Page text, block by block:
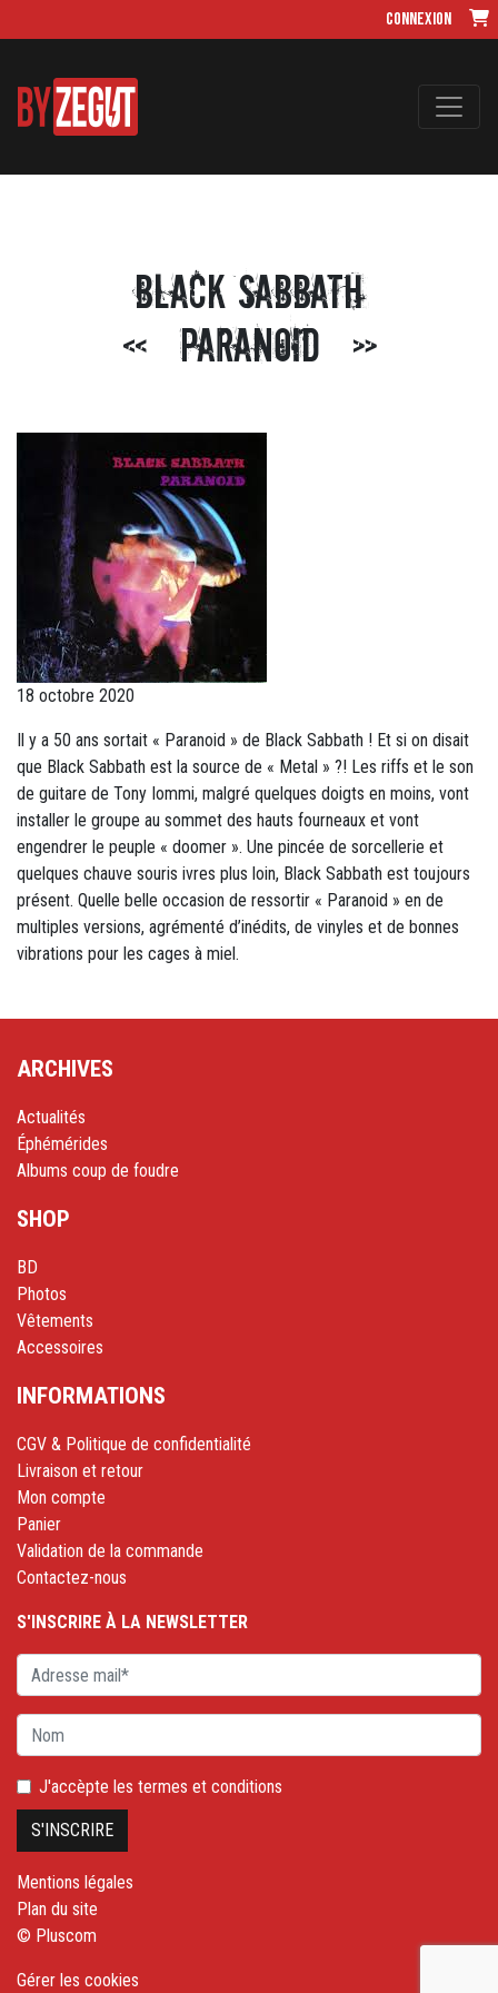
Connexion
Black Sabbath
« Paranoid »
18 octobre 2020
Il y a 50 ans sortait « Paranoid » de Black Sabbath ! Et si on disait
que Black Sabbath est la source de « Metal » ?! Les riffs et le son
de guitare de Tony Iommi, malgré quelques doigts en moins, vont
installer le groupe au sommet des hauts fourneaux et vont
engendrer le peuple « doomer ». Une pincée de sorcellerie et
quelques chauve souris ivres plus loin, Black Sabbath est toujours
présent. Quelle belle occasion de ressortir « Paranoid » en de
multiples versions, agrémenté d’inédits, de vinyles et de bonnes
vibrations pour les cages à miel.
ARCHIVES
Actualités
Éphémérides
Albums coup de foudre
SHOP
BD
Photos
Vêtements
Accessoires
INFORMATIONS
CGV & Politique de confidentialité
Livraison et retour
Mon compte
Panier
Validation de la commande
Contactez-nous
S'INSCRIRE À LA NEWSLETTER
J'accèpte les termes et conditions
Mentions légales
Plan du site
© Pluscom
Gérer les cookies